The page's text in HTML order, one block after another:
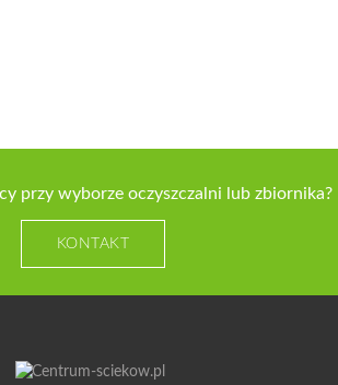
przy wyborze oczyszczalni lub zbiornika?
KONTAKT